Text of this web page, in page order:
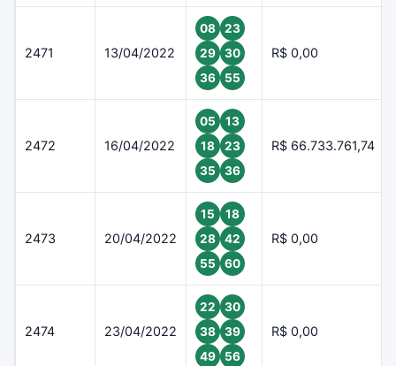
2471 13/04/2022
08
23
29
30
36
55
R$ 0,00
2472 16/04/2022
05
13
18
23
35
36
R$ 66.733.761,74
2473 20/04/2022
15
18
28
42
55
60
R$ 0,00
2474 23/04/2022
22
30
38
39
49
56
R$ 0,00